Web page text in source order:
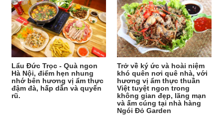
Lẩu Đức Trọc - Quà ngon
Hà Nội, điểm hẹn nhung
nhớ bên hương vị ẩm thực
đậm đà, hấp dẫn và quyến
rũ.
Trở về ký ức và hoài niệm
khó quên nơi quê nhà, với
hương vị ẩm thực thuần
Việt tuyệt ngon trong
không gian đẹp, lãng mạn
và ấm cúng tại nhà hàng
Ngói Đỏ Garden